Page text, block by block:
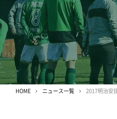
HOME ニュース一覧